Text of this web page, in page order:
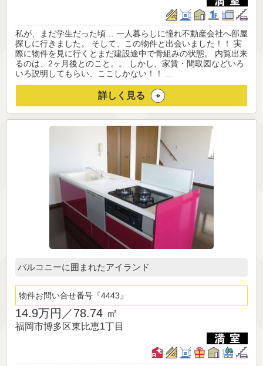
私が、まだ学生だった頃… 一人暮らしに憧れ不動産会社へ部屋
探しに行きました。 そして、この物件と出会いました！！ 実
際に物件を見に行くとまだ建設途中で骨組みの状態。 内覧出来
るのは、2ヶ月後とのこと。。 しかし、家賃・間取図などいろ
いろ説明してもらい、ここしかない！！ ...
詳しく見る
バルコニーに囲まれたアイランド
物件お問い合せ番号 4443
14.9万円／78.74 ㎡
福岡市博多区東比恵1丁目